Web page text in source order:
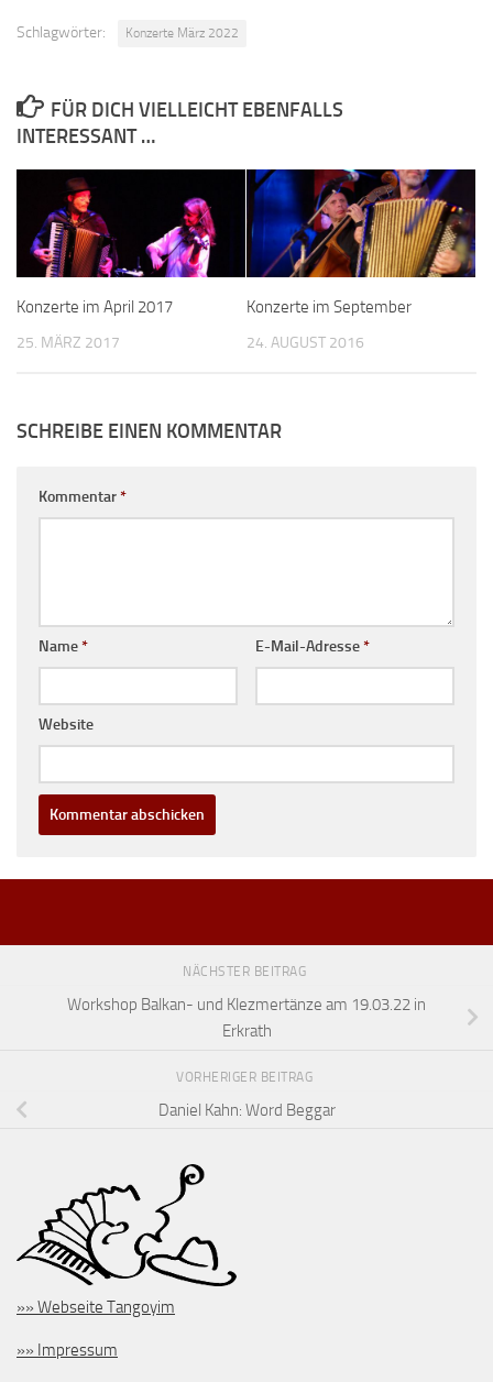
Schlagwörter: Konzerte März 2022
FÜR DICH VIELLEICHT EBENFALLS
INTERESSANT …
Konzerte im April 2017
25. MÄRZ 2017
Konzerte im September
24. AUGUST 2016
SCHREIBE EINEN KOMMENTAR
Kommentar*
Name* E-Mail-Adresse*
Website
NÄCHSTER BEITRAG
Workshop Balkan- und Klezmertänze am 19.03.22 in
Erkrath
VORHERIGER BEITRAG
Daniel Kahn: Word Beggar
»» Webseite Tangoyim
»» Impressum